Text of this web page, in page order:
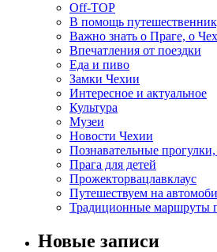
Off-TOP
В помощь
Важно знать о Праге, о
Впечатления от поездки
Еда и пиво
Замки Чехии
Интересное и актуальное
Культура
Музеи
Новости Чехии
Познавательные
Прага для детей
Прожекторвацлавклаус
Путешествуем на
Традиционные маршруты
Новые записи